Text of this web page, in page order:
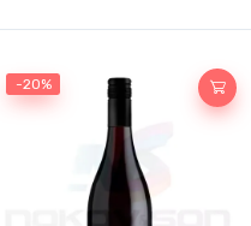
-20%